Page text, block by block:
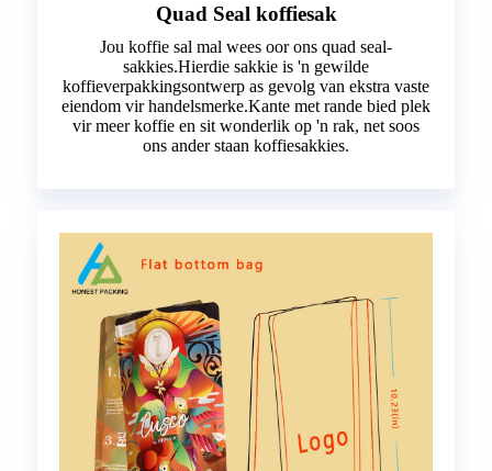
Quad Seal koffiesak
Jou koffie sal mal wees oor ons quad seal-
sakkies.Hierdie sakkie is 'n gewilde
koffieverpakkingsontwerp as gevolg van ekstra vaste
eiendom vir handelsmerke.Kante met rande bied plek
vir meer koffie en sit wonderlik op 'n rak, net soos
ons ander staan ​​koffiesakkies.